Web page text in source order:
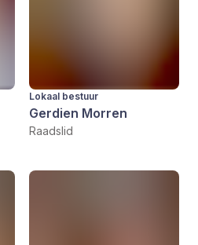
Lokaal bestuur
Gerdien Morren
Raadslid